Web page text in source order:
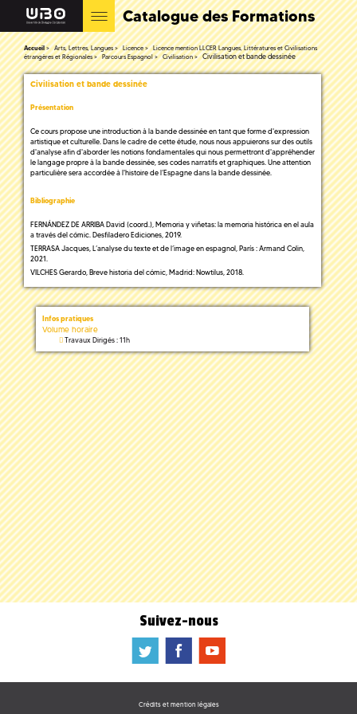
Catalogue des Formations
Accueil Arts, Lettres, Langues Licence
Licence mention LLCER Langues, Littératures et Civilisations
étrangères et Régionales
Parcours Espagnol Civilisation Civilisation et bande dessinée
Civilisation et bande dessinée
Présentation
Ce cours propose une introduction à la bande dessinée en tant que forme d'expression
artistique et culturelle. Dans le cadre de cette étude, nous nous appuierons sur des outils
d'analyse afin d'aborder les notions fondamentales qui nous permettront d'appréhender
le langage propre à la bande dessinée, ses codes narratifs et graphiques. Une attention
particulière sera accordée à l'histoire de l’Espagne dans la bande dessinée.
Bibliographie
FERNÁNDEZ DE ARRIBA David (coord.), Memoria y viñetas: la memoria histórica en el aula
a través del cómic. Desfiladero Ediciones, 2019.
TERRASA Jacques, L’analyse du texte et de l’image en espagnol, París : Armand Colin,
2021.
VILCHES Gerardo, Breve historia del cómic, Madrid: Nowtilus, 2018.
Infos pratiques
Volume horaire
Travaux Dirigés : 11h
Suivez-nous
a b f
Crédits et mention légales